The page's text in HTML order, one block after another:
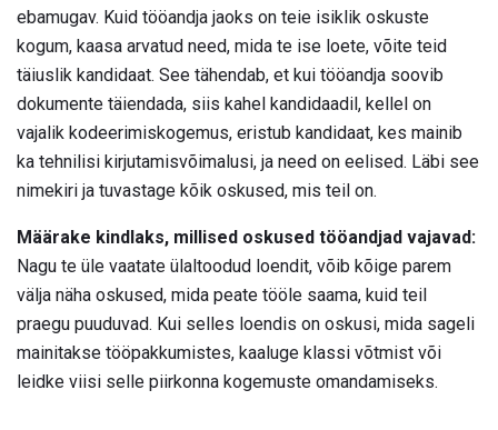
ebamugav. Kuid tööandja jaoks on teie isiklik oskuste
kogum, kaasa arvatud need, mida te ise loete, võite teid
täiuslik kandidaat. See tähendab, et kui tööandja soovib
dokumente täiendada, siis kahel kandidaadil, kellel on
vajalik kodeerimiskogemus, eristub kandidaat, kes mainib
ka tehnilisi kirjutamisvõimalusi, ja need on eelised. Läbi see
nimekiri ja tuvastage kõik oskused, mis teil on.
Määrake kindlaks, millised oskused tööandjad vajavad:
Nagu te üle vaatate ülaltoodud loendit, võib kõige parem
välja näha oskused, mida peate tööle saama, kuid teil
praegu puuduvad. Kui selles loendis on oskusi, mida sageli
mainitakse tööpakkumistes, kaaluge klassi võtmist või
leidke viisi selle piirkonna kogemuste omandamiseks.